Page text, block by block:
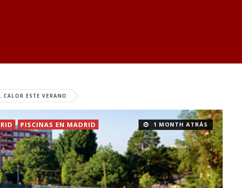
ESTE VERANO
1 MONTH ATRÁS
PISCINAS EN MADRID